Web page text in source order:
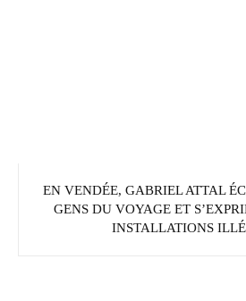
EN VENDÉE, GABRIEL ATTAL
GENS DU VOYAGE ET
INSTALLATIONS